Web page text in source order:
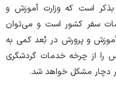
بذکر است که وزارت آموزش و
سفر کشور است و می‌توان
و پرورش در بُعد کمی به
را از چرخه خدمات گردشگری
دچار مشکل خواهد شد.